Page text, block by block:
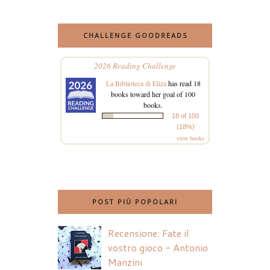
CHALLENGE GOODREADS
2026 Reading Challenge
La Biblioteca di Elizahas read 18
books toward her goal of 100
books.
18 of 100
(18%)
view books
POST PIÙ POPOLARI
Recensione: Fate il
vostro gioco - Antonio
Manzini